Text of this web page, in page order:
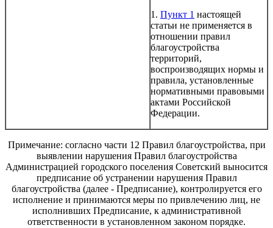
1. Пункт 1 настоящей
статьи не применяется в
отношении правил
благоустройства
территорий,
воспроизводящих нормы и
правила, установленные
нормативными правовыми
актами Российской
Федерации.
Примечание: согласно части 12 Правил благоустройства, при
выявлении нарушения Правил благоустройства
Администрацией городского поселения Советский выносится
предписание об устранении нарушения Правил
благоустройства (далее - Предписание), контролируется его
исполнение и принимаются меры по привлечению лиц, не
исполнивших Предписание, к административной
ответственности в установленном законом порядке.